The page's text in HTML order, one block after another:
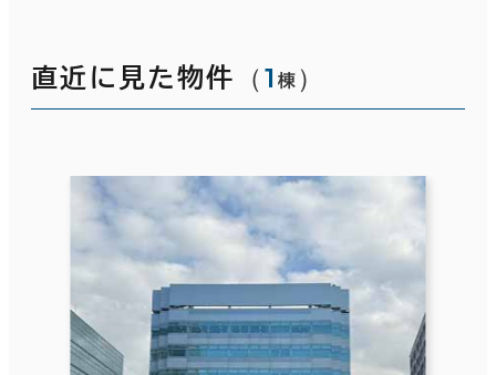
直近に見た物件 （1 棟 ）